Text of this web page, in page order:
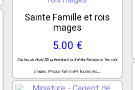
Sainte Famille et rois
mages
5.00 €
Cartes de Noël 3D présentant la Sainte Famille et les rois
mages. Produit fait main, toutes les...